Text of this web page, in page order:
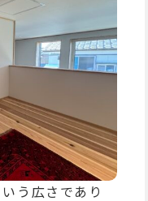
う広さであり